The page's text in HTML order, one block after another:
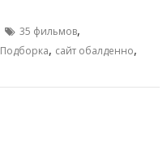
35 фильмов,
Подборка, сайт обалденно,